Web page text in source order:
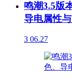
鸣潮3.5版
导电属性
3 06.27